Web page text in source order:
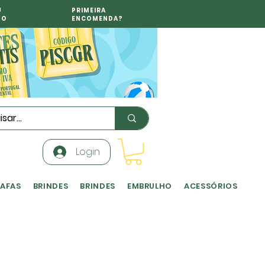
PRIMEIRA
ENCOMENDA?
Login
BRINDES BRINDES EMBRULHO ACESSÓRIOS